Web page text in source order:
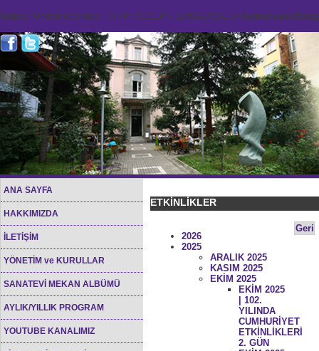
Notice: Undefined index: HTTP_ACCEPT_LANGUAGE in /home/
ANA SAYFA
HAKKIMIZDA
İLETİŞİM
YÖNETİM ve KURULLAR
SANATEVİ MEKAN ALBÜMÜ
AYLIK/YILLIK PROGRAM
YOUTUBE KANALIMIZ
ETKİNLİKLER
Geri
2026
2025
ARALIK 2025
KASIM 2025
EKİM 2025
EKİM 2025
| 102.
YILINDA
CUMHURİYET
ETKİNLİKLERİ
2. GÜN